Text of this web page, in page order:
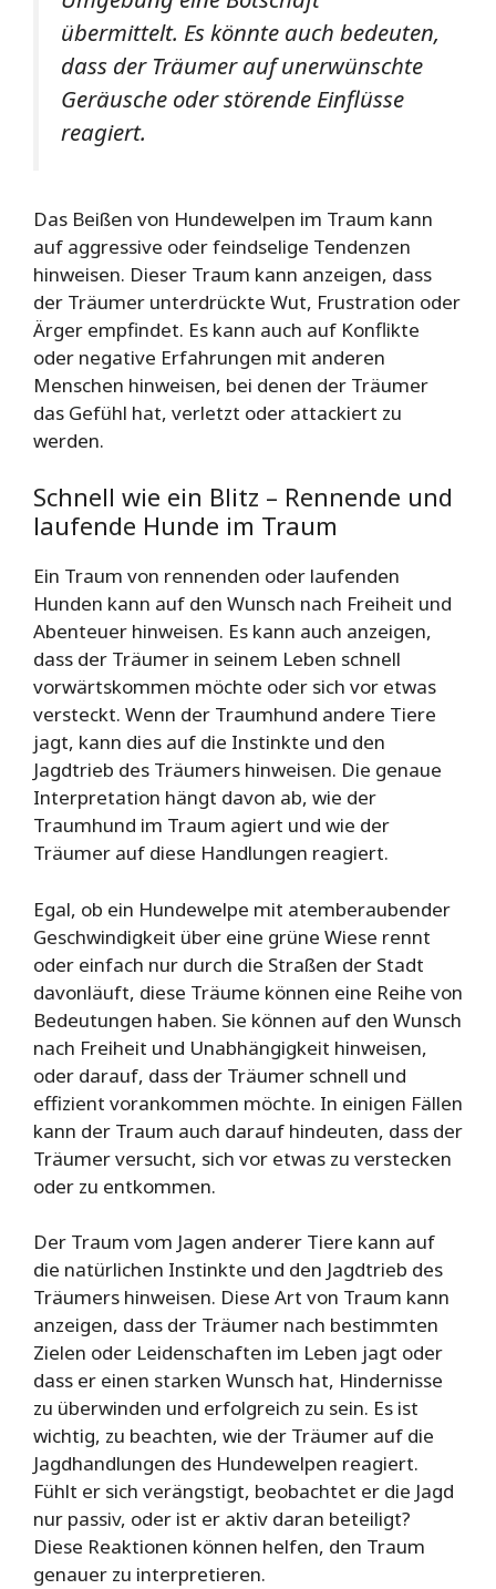
übermittelt. Es könnte auch bedeuten,
dass der Träumer auf unerwünschte
Geräusche oder störende Einflüsse
reagiert.
Das Beißen von Hundewelpen im Traum kann
auf aggressive oder feindselige Tendenzen
hinweisen. Dieser Traum kann anzeigen, dass
der Träumer unterdrückte Wut, Frustration oder
Ärger empfindet. Es kann auch auf Konflikte
oder negative Erfahrungen mit anderen
Menschen hinweisen, bei denen der Träumer
das Gefühl hat, verletzt oder attackiert zu
werden.
Schnell wie ein Blitz – Rennende und
laufende Hunde im Traum
Ein Traum von rennenden oder laufenden
Hunden kann auf den Wunsch nach Freiheit und
Abenteuer hinweisen. Es kann auch anzeigen,
dass der Träumer in seinem Leben schnell
vorwärtskommen möchte oder sich vor etwas
versteckt. Wenn der Traumhund andere Tiere
jagt, kann dies auf die Instinkte und den
Jagdtrieb des Träumers hinweisen. Die genaue
Interpretation hängt davon ab, wie der
Traumhund im Traum agiert und wie der
Träumer auf diese Handlungen reagiert.
Egal, ob ein Hundewelpe mit atemberaubender
Geschwindigkeit über eine grüne Wiese rennt
oder einfach nur durch die Straßen der Stadt
davonläuft, diese Träume können eine Reihe von
Bedeutungen haben. Sie können auf den Wunsch
nach Freiheit und Unabhängigkeit hinweisen,
oder darauf, dass der Träumer schnell und
effizient vorankommen möchte. In einigen Fällen
kann der Traum auch darauf hindeuten, dass der
Träumer versucht, sich vor etwas zu verstecken
oder zu entkommen.
Der Traum vom Jagen anderer Tiere kann auf
die natürlichen Instinkte und den Jagdtrieb des
Träumers hinweisen. Diese Art von Traum kann
anzeigen, dass der Träumer nach bestimmten
Zielen oder Leidenschaften im Leben jagt oder
dass er einen starken Wunsch hat, Hindernisse
zu überwinden und erfolgreich zu sein. Es ist
wichtig, zu beachten, wie der Träumer auf die
Jagdhandlungen des Hundewelpen reagiert.
Fühlt er sich verängstigt, beobachtet er die Jagd
nur passiv, oder ist er aktiv daran beteiligt?
Diese Reaktionen können helfen, den Traum
genauer zu interpretieren.